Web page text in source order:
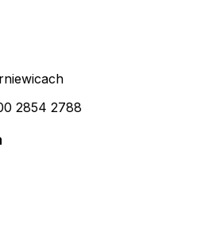
2854 2788